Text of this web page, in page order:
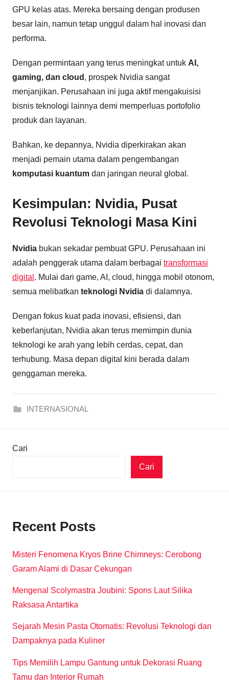
GPU kelas atas. Mereka bersaing dengan produsen
besar lain, namun tetap unggul dalam hal inovasi dan
performa.
Dengan permintaan yang terus meningkat untuk AI,
gaming, dan cloud , prospek Nvidia sangat
menjanjikan. Perusahaan ini juga aktif mengakuisisi
bisnis teknologi lainnya demi memperluas portofolio
produk dan layanan.
Bahkan, ke depannya, Nvidia diperkirakan akan
menjadi pemain utama dalam pengembangan
komputasi kuantum dan jaringan neural global.
Kesimpulan: Nvidia, Pusat
Revolusi Teknologi Masa Kini
Nvidia bukan sekadar pembuat GPU. Perusahaan ini
adalah penggerak utama dalam berbagai transformasi
digital . Mulai dari game, AI, cloud, hingga mobil otonom,
semua melibatkan teknologi Nvidia di dalamnya.
Dengan fokus kuat pada inovasi, efisiensi, dan
keberlanjutan, Nvidia akan terus memimpin dunia
teknologi ke arah yang lebih cerdas, cepat, dan
terhubung. Masa depan digital kini berada dalam
genggaman mereka.
INTERNASIONAL
Cari
Cari
Recent Posts
Misteri Fenomena Kryos Brine Chimneys: Cerobong
Garam Alami di Dasar Cekungan
Mengenal Scolymastra Joubini: Spons Laut Silika
Raksasa Antartika
Sejarah Mesin Pasta Otomatis: Revolusi Teknologi dan
Dampaknya pada Kuliner
Tips Memilih Lampu Gantung untuk Dekorasi Ruang
Tamu dan Interior Rumah